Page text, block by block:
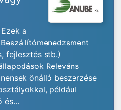
a
fejlesztés stb.)
Releváns
önálló beszerzése
például
és...